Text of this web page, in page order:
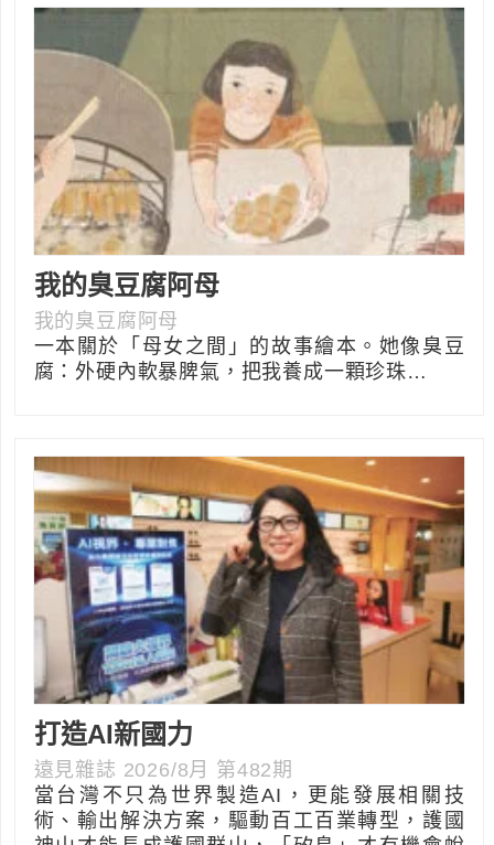
我的臭豆腐阿母
我的臭豆腐阿母
一本關於「母女之間」的故事繪本。她像臭豆
腐：外硬內軟暴脾氣，把我養成一顆珍珠…
打造AI新國力
遠見雜誌 2026/8月 第482期
當台灣不只為世界製造AI，更能發展相關技
術、輸出解決方案，驅動百工百業轉型，護國